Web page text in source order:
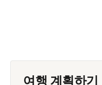
여행 계획하기